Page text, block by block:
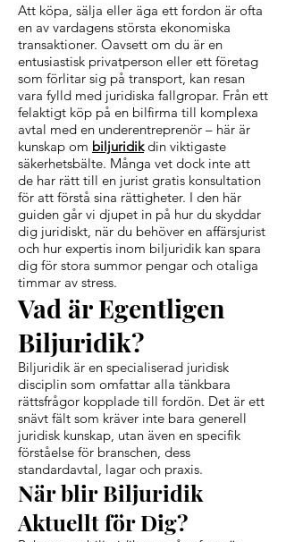
Att köpa, sälja eller äga ett fordon är ofta
en av vardagens största ekonomiska
transaktioner. Oavsett om du är en
entusiastisk privatperson eller ett företag
som förlitar sig på transport, kan resan
vara fylld med juridiska fallgropar. Från ett
felaktigt köp på en bilfirma till komplexa
avtal med en underentreprenör – här är
kunskap om biljuridikdin viktigaste
säkerhetsbälte. Många vet dock inte att
de har rätt till en jurist gratis konsultation
för att förstå sina rättigheter. I den här
guiden går vi djupet in på hur du skyddar
dig juridiskt, när du behöver en affärsjurist
och hur expertis inom biljuridik kan spara
dig för stora summor pengar och otaliga
timmar av stress.
Vad är Egentligen
Biljuridik?
Biljuridik är en specialiserad juridisk
disciplin som omfattar alla tänkbara
rättsfrågor kopplade till fordön. Det är ett
snävt fält som kräver inte bara generell
juridisk kunskap, utan även en specifik
förståelse för branschen, dess
standardavtal, lagar och praxis.
När blir Biljuridik
Aktuellt för Dig?